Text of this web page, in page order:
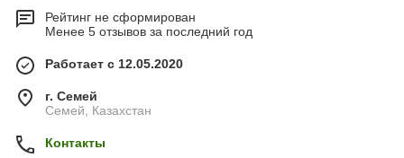
Рейтинг не сформирован
Менее 5 отзывов за последний год
Работает с 12.05.2020
г. Семей
Семей, Казахстан
Контакты